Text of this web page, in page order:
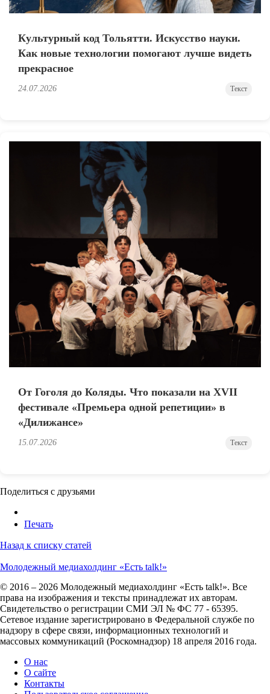
Культурный код Тольятти. Искусство науки.
Как новые технологии помогают лучше видеть
прекрасное
24.07.2026 Текст
От Гоголя до Коляды. Что показали на XVII
фестивале «Премьера одной репетиции» в
«Дилижансе»
15.07.2026 Текст
Поделиться с друзьями
Печать
Назад к списку статей
Молодежный медиахолдинг «Есть talk!»
© 2016 – 2026 Молодежный медиахолдинг «Есть talk!». Все
права на изображения и тексты принадлежат их авторам.
Свидетельство о регистрации СМИ ЭЛ № ФС 77 - 65395.
Сетевое издание зарегистрировано в Федеральной службе по
надзору в сфере связи, информационных технологий и
массовых коммуникаций (Роскомнадзор) 18 апреля 2016 года.
О нас
О сайте
Контакты